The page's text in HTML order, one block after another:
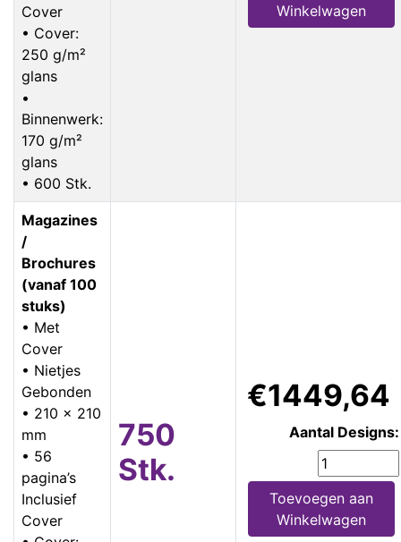
Cover
• Cover:
250 g/m²
glans
•
Binnenwerk:
170 g/m²
glans
• 600 Stk.
Winkelwagen
Magazines
/
Brochures
(vanaf 100
stuks)
• Met
Cover
• Nietjes
Gebonden
• 210 x 210
mm
• 56
pagina’s
Inclusief
Cover
750
Stk.
€1449,64
Aantal Designs:
Toevoegen aan
Winkelwagen